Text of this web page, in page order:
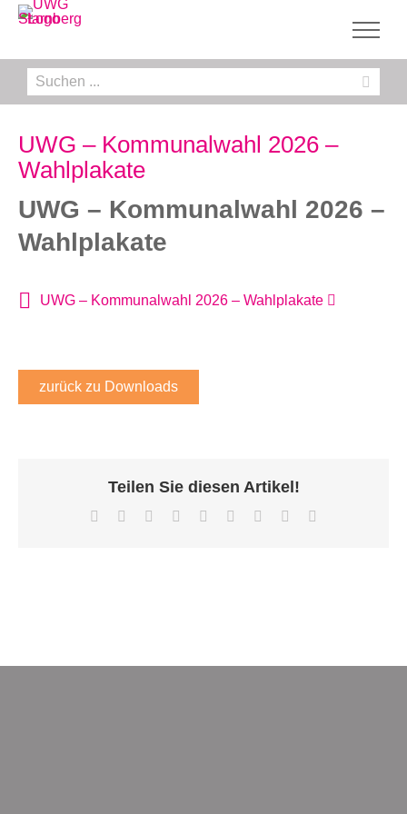
Zum
Inhalt
Suche
nach:
UWG – Kommunalwahl 2026 –
Wahlplakate
UWG – Kommunalwahl 2026 –
Wahlplakate
UWG – Kommunalwahl 2026 – Wahlplakate
zurück zu Downloads
Teilen Sie diesen Artikel!
Facebook Reddit LinkedInWhatsApp
TumblrPinterest